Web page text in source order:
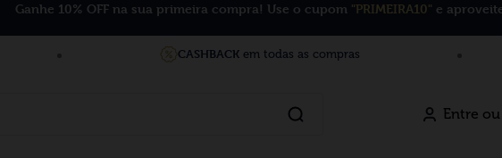
Ganhe 10% OFF na sua primeira compra! Use o cupom "PRIMEIRA10" e
CASHBACKem todas as compras
Entre